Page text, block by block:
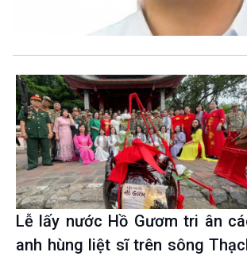
Tài nguyên và Môi trường
Chuyên gia của bạn
VOV1 đặc biệt
Thanh âm ký sự
Chân dung cuộc sống
Các chương trình đặc biệt
Lễ lấy nước Hồ Gươm tri ân
anh hùng liệt sĩ trên sông